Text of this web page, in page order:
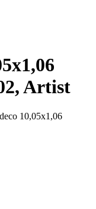
Artist
10,05х1,06